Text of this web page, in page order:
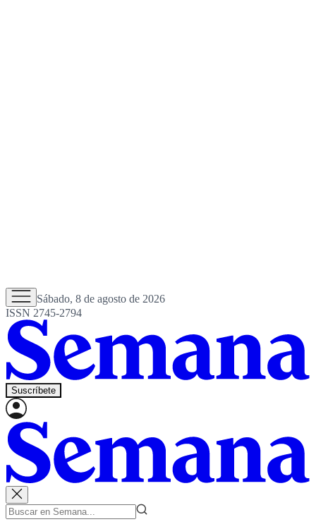
Sábado, 8 de agosto de 2026
ISSN 2745-2794
Suscríbete